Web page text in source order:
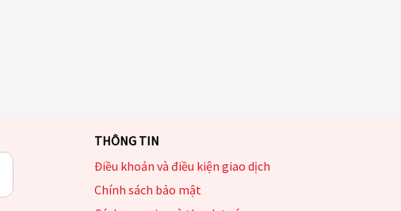
THÔNG TIN
Điều khoản và điều kiện giao dịch
Chính sách bảo mật